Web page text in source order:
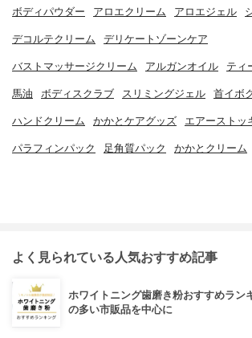
ボディパウダー アロエクリーム アロエジェル
デコルテクリーム デリケートゾーンケア
バストマッサージクリーム アルガンオイル ティ
馬油 ボディスクラブ スリミングジェル 首イボ
ハンドクリーム かかとケアグッズ エアーストッ
パラフィンパック 足角質パック かかとクリーム
よく見られている人気おすすめ記事
ホワイトニング歯磨き粉おすすめラン
の多い市販品を中心に